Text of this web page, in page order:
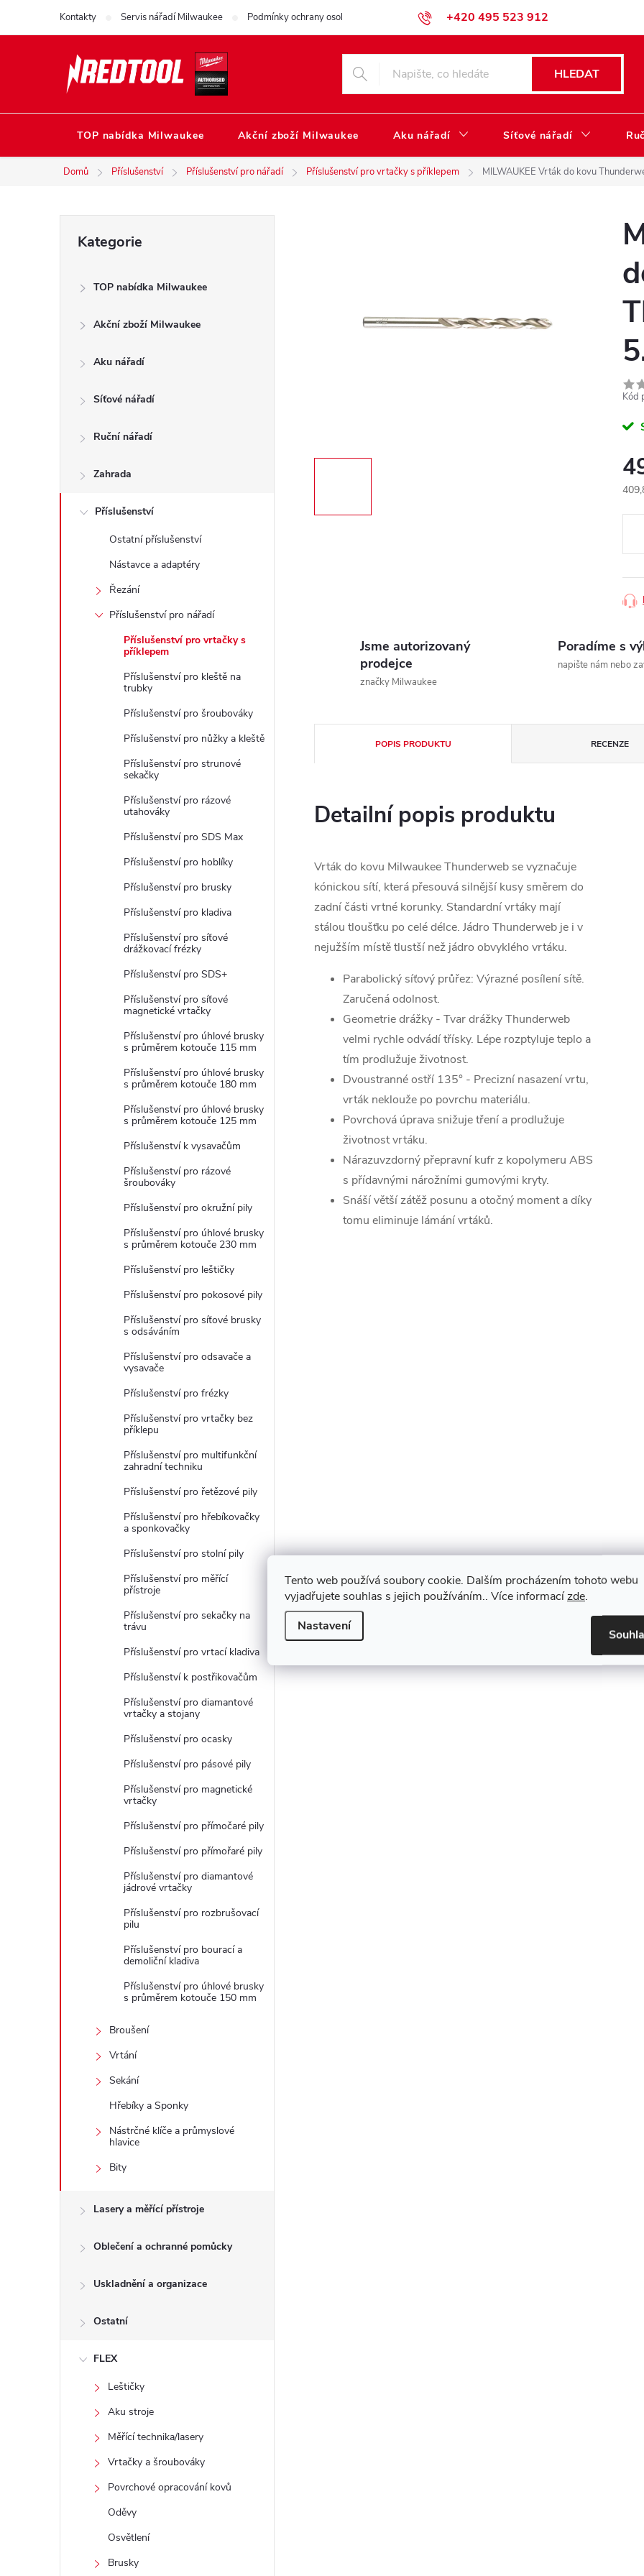
Tento web používá soubory cookie. Dalším procházením tohoto webu
vyjadřujete souhlas s jejich používáním.. Více informacízde.
Nastavení
+420 495 523 912
Kontakty Servis nářadí Milwaukee Podmínky ochrany osobních údajů Obchodní podmínky Katalog ke stažení
HLEDAT
TOP nabídka Milwaukee Akční zboží Milwaukee Aku nářadí Síťové nářadí
Domů Příslušenství Příslušenství pro nářadí Příslušenství pro vrtačky s příklepem MILWAUKEE Vrták do kovu
n
kategorie
Kategorie
TOP nabídka Milwaukee
Akční zboží Milwaukee
Aku nářadí
Síťové nářadí
Ruční nářadí
Zahrada
Příslušenství
Ostatní příslušenství
Nástavce a adaptéry
Řezání
Příslušenství pro nářadí
Příslušenství pro vrtačky s
příklepem
Příslušenství pro kleště na
trubky
Příslušenství pro šroubováky
Příslušenství pro nůžky a kleště
Příslušenství pro strunové
sekačky
Příslušenství pro rázové
utahováky
Příslušenství pro SDS Max
Příslušenství pro hoblíky
Příslušenství pro brusky
Příslušenství pro kladiva
Příslušenství pro síťové
drážkovací frézky
Příslušenství pro SDS+
Příslušenství pro síťové
magnetické vrtačky
Příslušenství pro úhlové brusky
s průměrem kotouče 115 mm
Příslušenství pro úhlové brusky
s průměrem kotouče 180 mm
Příslušenství pro úhlové brusky
s průměrem kotouče 125 mm
Příslušenství k vysavačům
Příslušenství pro rázové
šroubováky
Příslušenství pro okružní pily
Příslušenství pro úhlové brusky
s průměrem kotouče 230 mm
Příslušenství pro leštičky
Příslušenství pro pokosové pily
Příslušenství pro síťové brusky
s odsáváním
Příslušenství pro odsavače a
vysavače
Příslušenství pro frézky
Příslušenství pro vrtačky bez
příklepu
Příslušenství pro multifunkční
zahradní techniku
Příslušenství pro řetězové pily
Příslušenství pro hřebíkovačky
a sponkovačky
Příslušenství pro stolní pily
Příslušenství pro měřící
přístroje
Příslušenství pro sekačky na
trávu
Příslušenství pro vrtací kladiva
Příslušenství k postřikovačům
Příslušenství pro diamantové
vrtačky a stojany
Příslušenství pro ocasky
Příslušenství pro pásové pily
Příslušenství pro magnetické
vrtačky
Příslušenství pro přímočaré pily
Příslušenství pro přímořaré pily
Příslušenství pro diamantové
jádrové vrtačky
Příslušenství pro rozbrušovací
pilu
Příslušenství pro bourací a
demoliční kladiva
Příslušenství pro úhlové brusky
s průměrem kotouče 150 mm
Broušení
Vrtání
Sekání
Hřebíky a Sponky
Nástrčné klíče a průmyslové
hlavice
Bity
Lasery a měřící přístroje
Oblečení a ochranné pomůcky
Uskladnění a organizace
Ostatní
FLEX
Leštičky
Aku stroje
Měřící technika/lasery
Vrtačky a šroubováky
Povrchové opracování kovů
Oděvy
Osvětlení
Brusky
Kód
Jsme autorizovaný
prodejce
značky Milwaukee
Poradíme s
napište nám nebo
POPIS PRODUKTU RECENZE
Detailní popis produktu
Vrták do kovu Milwaukee Thunderweb se vyznačuje
kónickou sítí, která přesouvá silnější kusy směrem do
zadní části vrtné korunky. Standardní vrtáky mají
stálou tloušťku po celé délce. Jádro Thunderweb je i v
nejužším místě tlustší než jádro obvyklého vrtáku.
Parabolický síťový průřez: Výrazné posílení sítě.
Zaručená odolnost.
Geometrie drážky - Tvar drážky Thunderweb
velmi rychle odvádí třísky. Lépe rozptyluje teplo a
tím prodlužuje životnost.
Dvoustranné ostří 135° - Precizní nasazení vrtu,
vrták neklouže po povrchu materiálu.
Povrchová úprava snižuje tření a prodlužuje
životnost vrtáku.
Nárazuvzdorný přepravní kufr z kopolymeru ABS
s přídavnými nárožními gumovými kryty.
Snáší větší zátěž posunu a otočný moment a díky
tomu eliminuje lámání vrtáků.